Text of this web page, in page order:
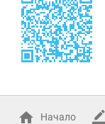
Начало